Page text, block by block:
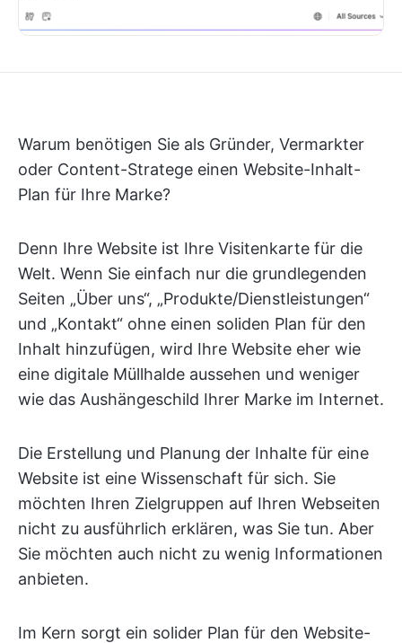
Warum benötigen Sie als Gründer, Vermarkter
oder Content-Stratege einen Website-Inhalt-
Plan für Ihre Marke?
Denn Ihre Website ist Ihre Visitenkarte für die
Welt. Wenn Sie einfach nur die grundlegenden
Seiten „Über uns“, „Produkte/Dienstleistungen“
und „Kontakt“ ohne einen soliden Plan für den
Inhalt hinzufügen, wird Ihre Website eher wie
eine digitale Müllhalde aussehen und weniger
wie das Aushängeschild Ihrer Marke im Internet.
Die Erstellung und Planung der Inhalte für eine
Website ist eine Wissenschaft für sich. Sie
möchten Ihren Zielgruppen auf Ihren Webseiten
nicht zu ausführlich erklären, was Sie tun. Aber
Sie möchten auch nicht zu wenig Informationen
anbieten.
Im Kern sorgt ein solider Plan für den Website-